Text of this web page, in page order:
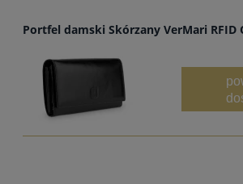
Portfel damski Skórzany VerMari RFID